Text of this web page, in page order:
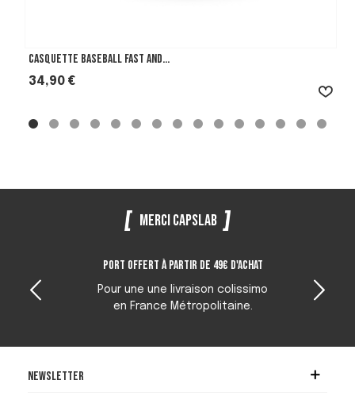
Casquette Baseball Fast And...
Prix
34,90 €
Merci Capslab
Port offert à partir de 49€ d'achat
Pour une une livraison colissimo
en France Métropolitaine.
Newsletter